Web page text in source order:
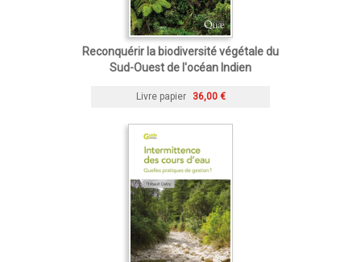
Reconquérir la biodiversité végétale du
Sud-Ouest de l'océan Indien
Livre papier 36,00 €